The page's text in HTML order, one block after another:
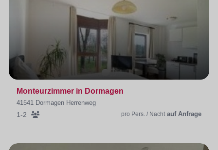
Monteurzimmer in Dormagen
41541 Dormagen Herrenweg
1-2 pro Pers. / Nacht auf Anfrage